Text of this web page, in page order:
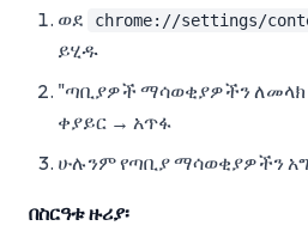
ወደ chrome://settings/
ይሂዱ
"ጣቢያዎች ማሳወቂያዎችን
ቀያይር → አጥፋ
ሁሉንም የጣቢያ ማሳወቂያዎችን
በስርዓቱ ዙሪያ፡